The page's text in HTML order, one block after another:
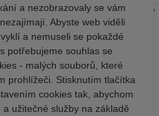
a nezobrazovaly se vám
Abyste web viděli
a nemuseli se pokaždé
potřebujeme souhlas se
- malých souborů, které
prohlížeči. Stisknutím tlačítka
cookies tak, abychom
užitečné služby na základě